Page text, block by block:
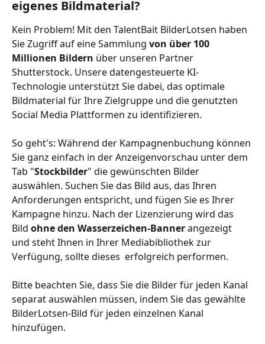
eigenes Bildmaterial?
Kein Problem! Mit den TalentBait BilderLotsen haben
Sie Zugriff auf eine Sammlung von über 100
Millionen Bildern über unseren Partner
Shutterstock. Unsere datengesteuerte KI-
Technologie unterstützt Sie dabei, das optimale
Bildmaterial für Ihre Zielgruppe und die genutzten
Social Media Plattformen zu identifizieren.
So geht's: Während der Kampagnenbuchung können
Sie ganz einfach in der Anzeigenvorschau unter dem
Tab "Stockbilder" die gewünschten Bilder
auswählen. Suchen Sie das Bild aus, das Ihren
Anforderungen entspricht, und fügen Sie es Ihrer
Kampagne hinzu. Nach der Lizenzierung wird das
Bild ohne den Wasserzeichen-Banner angezeigt
und steht Ihnen in Ihrer Mediabibliothek zur
Verfügung, sollte dieses  erfolgreich performen.
Bitte beachten Sie, dass Sie die Bilder für jeden Kanal
separat auswählen müssen, indem Sie das gewählte
BilderLotsen-Bild für jeden einzelnen Kanal
hinzufügen.